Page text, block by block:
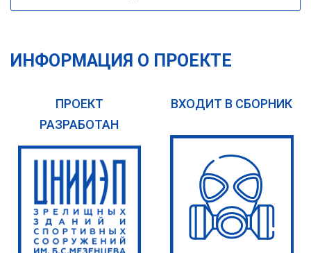
ИНФОРМАЦИЯ О ПРОЕКТЕ
ПРОЕКТ
РАЗРАБОТАН
ВХОДИТ В СБОРНИК